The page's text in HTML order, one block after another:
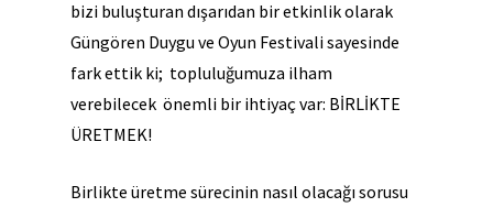
bizi buluşturan dışarıdan bir etkinlik olarak
Güngören Duygu ve Oyun Festivali sayesinde
fark ettik ki; topluluğumuza ilham
verebilecek önemli bir ihtiyaç var: BİRLİKTE
ÜRETMEK!
Birlikte üretme sürecinin nasıl olacağı sorusu